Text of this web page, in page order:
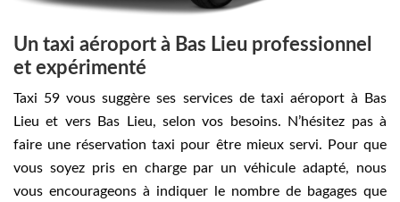
Un taxi aéroport à Bas Lieu professionnel
et expérimenté
Taxi 59 vous suggère ses services de taxi aéroport à Bas
Lieu et vers Bas Lieu, selon vos besoins. N’hésitez pas à
faire une réservation taxi pour être mieux servi. Pour que
vous soyez pris en charge par un véhicule adapté, nous
vous encourageons à indiquer le nombre de bagages que